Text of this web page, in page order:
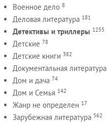
Военное дело 8
Деловая литература 181
Детективы и триллеры 1255
Детские 78
Детские книги 382
Документальная литература
Дом и дача 74
Дом и Семья 142
Жанр не определен 17
Зарубежная литература 562